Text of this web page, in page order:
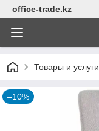
office-trade.kz
Товары и услуги
–10%